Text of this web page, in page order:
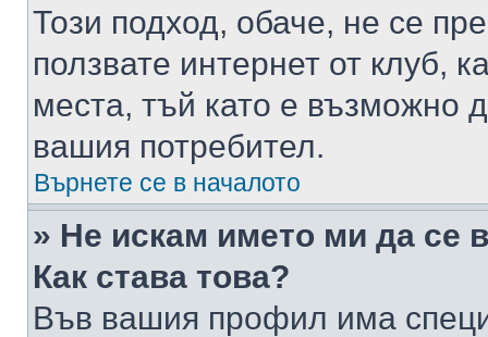
Този подход, обаче, не се
ползвате интернет от клуб,
места, тъй като е възможно
вашия потребител.
Върнете се в началото
» Не искам името ми да се
Как става това?
Във вашия профил има